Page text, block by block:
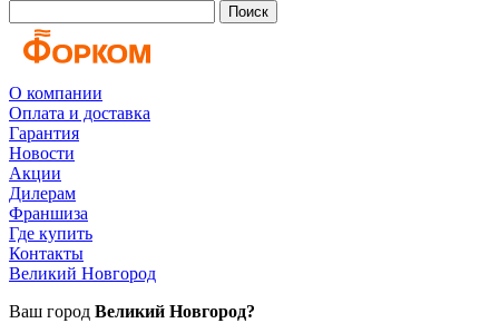
Поиск
О компании
Оплата и доставка
Гарантия
Новости
Акции
Дилерам
Франшиза
Где купить
Контакты
Великий Новгород
Ваш город Великий Новгород?